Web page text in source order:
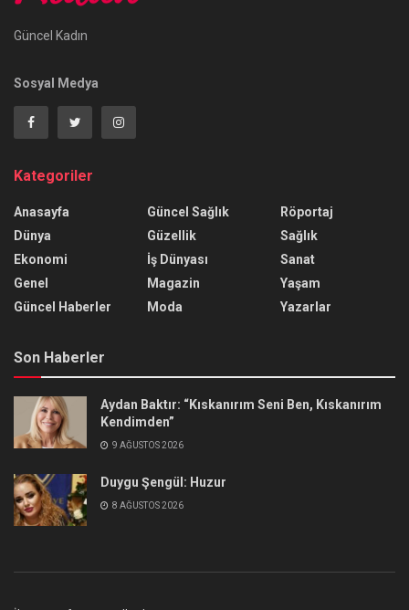
Güncel Kadın
Sosyal Medya
Kategoriler
Anasayfa
Dünya
Ekonomi
Genel
Güncel Haberler
Güncel Sağlık
Güzellik
İş Dünyası
Magazin
Moda
Röportaj
Sağlık
Sanat
Yaşam
Yazarlar
Son Haberler
Aydan Baktır: “Kıskanırım Seni Ben, Kıskanırım
Kendimden”
9 AĞUSTOS 2026
Duygu Şengül: Huzur
8 AĞUSTOS 2026